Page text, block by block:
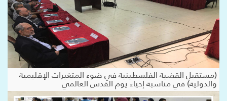
(مستقبل القضية الفلسطينية في ضوء المتغيرات الإقليمية
والدولية) في مناسبة إحياء يوم القدس العالمي